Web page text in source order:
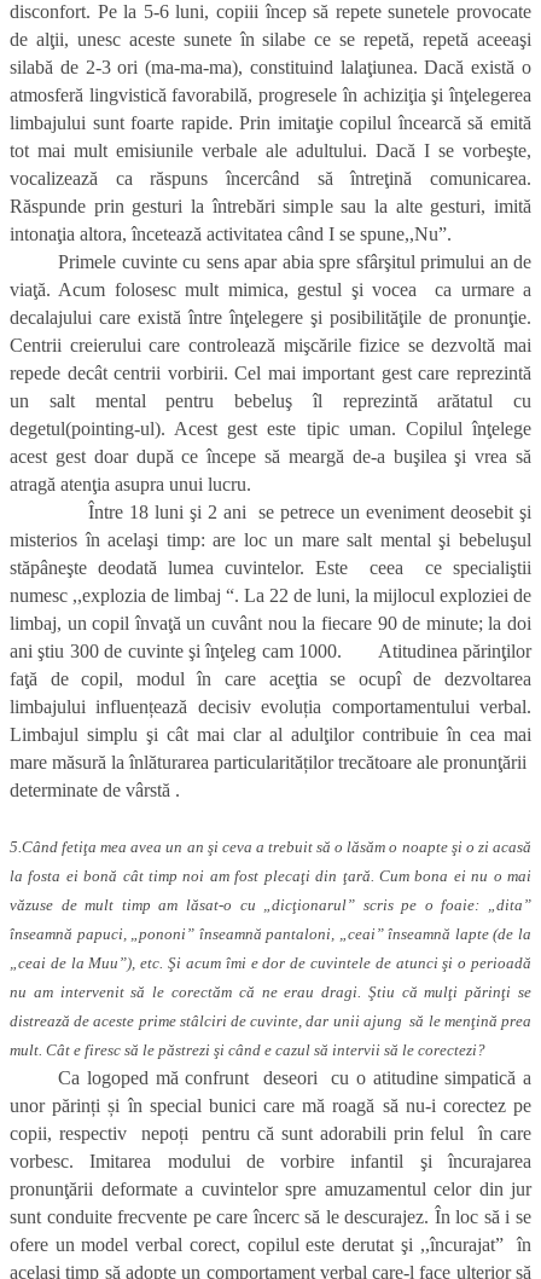
disconfort. Pe la 5-6 luni, copiii încep să repete sunetele provocate
de alţii, unesc aceste sunete în silabe ce se repetă, repetă aceeaşi
silabă de 2-3 ori (ma-ma-ma), constituind lalaţiunea. Dacă există o
atmosferă lingvistică favorabilă, progresele în achiziţia şi înţelegerea
limbajului sunt foarte rapide. Prin imitaţie copilul încearcă să emită
tot mai mult emisiunile verbale ale adultului. Dacă I se vorbeşte,
vocalizează ca răspuns încercând să întreţină comunicarea.
Răspunde prin gesturi la întrebări simple sau la alte gesturi, imită
intonaţia altora, încetează activitatea când I se spune,,Nu”.
Primele cuvinte cu sens apar abia spre sfârşitul primului an de
viaţă. Acum folosesc mult mimica, gestul şi vocea ca urmare a
decalajului care există între înţelegere şi posibilităţile de pronunţie.
Centrii creierului care controlează mişcările fizice se dezvoltă mai
repede decât centrii vorbirii. Cel mai important gest care reprezintă
un salt mental pentru bebeluş îl reprezintă arătatul cu
degetul(pointing-ul). Acest gest este tipic uman. Copilul înţelege
acest gest doar după ce începe să meargă de-a buşilea şi vrea să
atragă atenţia asupra unui lucru.
Între 18 luni şi 2 ani se petrece un eveniment deosebit şi
misterios în acelaşi timp: are loc un mare salt mental şi bebeluşul
stăpâneşte deodată lumea cuvintelor. Este ceea ce specialiştii
numesc ,,explozia de limbaj “. La 22 de luni, la mijlocul exploziei de
limbaj, un copil învaţă un cuvânt nou la fiecare 90 de minute; la doi
ani ştiu 300 de cuvinte şi înţeleg cam 1000. Atitudinea părinţilor
faţă de copil, modul în care aceţtia se ocupî de dezvoltarea
limbajului influențează decisiv evoluția comportamentului verbal.
Limbajul simplu şi cât mai clar al adulţilor contribuie în cea mai
mare măsură la înlăturarea particularităților trecătoare ale pronunţării
determinate de vârstă .
5.Când fetiţa mea avea un an şi ceva a trebuit să o lăsăm o noapte şi o zi acasă
la fosta ei bonă cât timp noi am fost plecaţi din ţară. Cum bona ei nu o mai
văzuse de mult timp am lăsat-o cu „dicţionarul” scris pe o foaie: „dita”
înseamnă papuci, „pononi” înseamnă pantaloni, „ceai” înseamnă lapte (de la
„ceai de la Muu”), etc. Şi acum îmi e dor de cuvintele de atunci şi o perioadă
nu am intervenit să le corectăm că ne erau dragi. Ştiu că mulţi părinţi se
distrează de aceste prime stâlciri de cuvinte, dar unii ajung să le menţină prea
mult. Cât e firesc să le păstrezi şi când e cazul să intervii să le corectezi?
Ca logoped mă confrunt deseori cu o atitudine simpatică a
unor părinți și în special bunici care mă roagă să nu-i corectez pe
copii, respectiv nepoți pentru că sunt adorabili prin felul în care
vorbesc. Imitarea modului de vorbire infantil şi încurajarea
pronunţării deformate a cuvintelor spre amuzamentul celor din jur
sunt conduite frecvente pe care încerc să le descurajez. În loc să i se
ofere un model verbal corect, copilul este derutat şi ,,încurajat” în
acelaşi timp să adopte un comportament verbal care-l face ulterior să